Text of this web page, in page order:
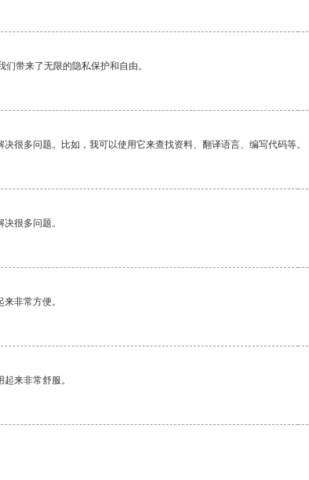
带来了无限的隐私保护和自由。
很多问题。比如，我可以使用它来查找资料、翻译语言、编写代码等。
很多问题。
非常方便。
来非常舒服。